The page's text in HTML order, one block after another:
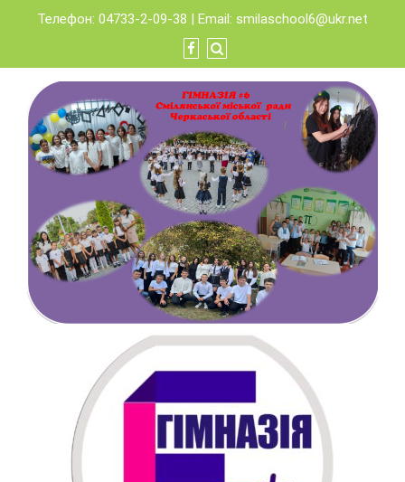
content
Телефон: 04733-2-09-38 | Email: smilaschool6@ukr.net